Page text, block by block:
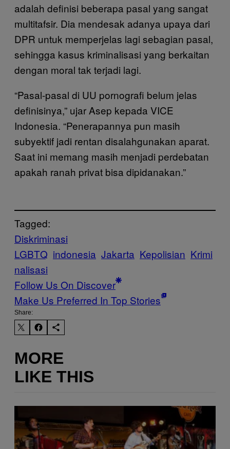
adalah definisi beberapa pasal yang sangat
multitafsir. Dia mendesak adanya upaya dari
DPR untuk memperjelas lagi sebagian pasal,
sehingga kasus kriminalisasi yang berkaitan
dengan moral tak terjadi lagi.
“Pasal-pasal di UU pornografi belum jelas
definisinya,” ujar Asep kepada VICE
Indonesia. “Penerapannya pun masih
subyektif jadi rentan disalahgunakan aparat.
Saat ini memang masih menjadi perdebatan
apakah ranah privat bisa dipidanakan.”
Tagged:
Diskriminasi
LGBTQ indonesia Jakarta Kepolisian Krimi
nalisasi
Follow Us On Discover
Make Us Preferred In Top Stories
Share:
MORE
LIKE THIS